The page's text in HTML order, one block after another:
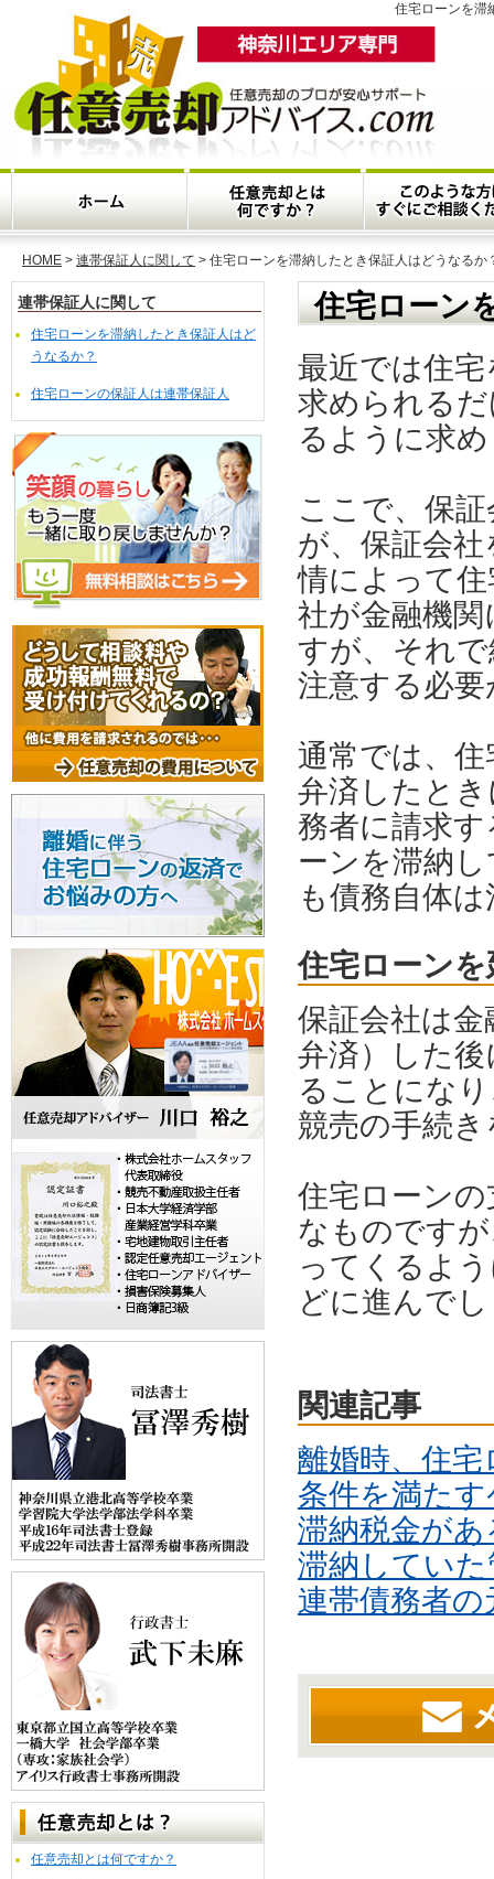
住宅ローンを滞
HOME > 連帯保証人に関して > 住宅ローンを滞納したとき保証人はどうなるか
住宅ローン
最近では住
求められる
るように求
ここで、保
が、保証会
情によって
社が金融機
すが、それ
注意する必
通常では、
弁済したと
務者に請求
ーンを滞納
も債務自体
住宅ローン
保証会社は
弁済）した
ることにな
競売の手続
住宅ローン
なものです
ってくるよ
どに進んで
関連記事
離婚時、住
条件を満た
滞納税金が
滞納してい
連帯債務者
連帯保証人に関して
住宅ローンを滞納したとき保証人はど
うなるか？
住宅ローンの保証人は連帯保証人
任意売却とは何ですか？